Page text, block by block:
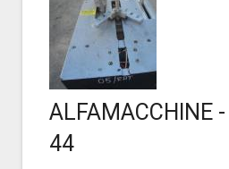
ALFAMACCHINE
44